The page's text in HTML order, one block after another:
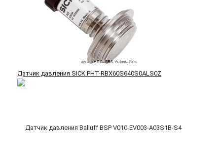
Датчик давления SICK PHT-RBX60S640S0ALS0Z